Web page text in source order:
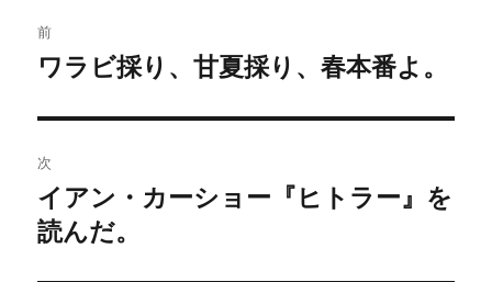
稿
ビ
ゲ
ー
前
前
投
稿:
ワラビ採り、甘夏採り、春本番よ。
次
次
の
イアン・カーショー『ヒトラー』を
読んだ。